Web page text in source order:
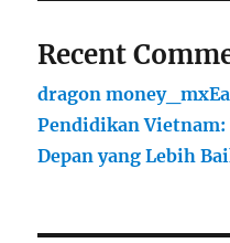
Recent
dragon money_mxEa
Pendidikan
Depan yang Lebih